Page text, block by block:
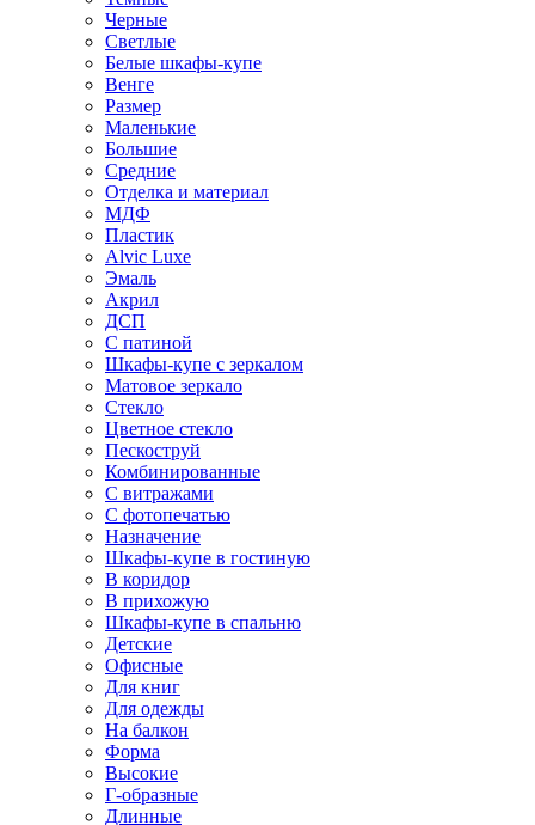
Черные
Светлые
Белые шкафы-купе
Венге
Размер
Маленькие
Большие
Средние
Отделка и материал
МДФ
Пластик
Alvic Luxe
Эмаль
Акрил
ДСП
С патиной
Шкафы-купе с зеркалом
Матовое зеркало
Стекло
Цветное стекло
Пескоструй
Комбинированные
С витражами
С фотопечатью
Назначение
Шкафы-купе в гостиную
В коридор
В прихожую
Шкафы-купе в спальню
Детские
Офисные
Для книг
Для одежды
На балкон
Форма
Высокие
Г-образные
Длинные